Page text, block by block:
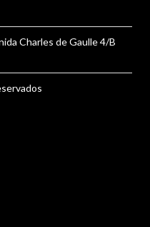
Charles de Gaulle 4/B